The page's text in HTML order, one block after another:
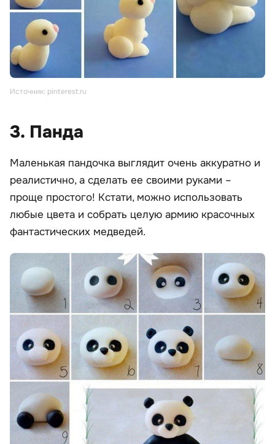
Источник: pinterest.ru
3. Панда
Маленькая пандочка выглядит очень аккуратно и
реалистично, а сделать ее своими руками –
проще простого! Кстати, можно использовать
любые цвета и собрать целую армию красочных
фантастических медведей.